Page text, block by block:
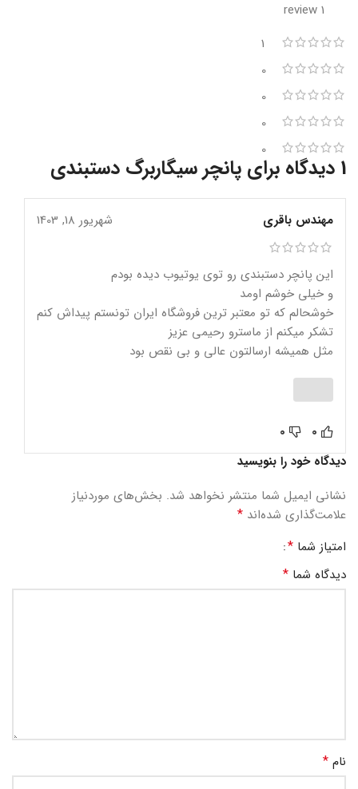
1 review
1
0
0
0
0
1 دیدگاه برای پانچر سیگاربرگ دستبندی
مهندس باقری شهریور 18, 1403
این پانچر دستبندی رو توی یوتیوب دیده بودم
و خیلی خوشم اومد
خوشحالم که تو معتبر ترین فروشگاه ایران تونستم پیداش کنم
تشکر میکنم از ماسترو رحیمی عزیز
مثل همیشه ارسالتون عالی و بی نقص بود
0
0
دیدگاه خود را بنویسید
نشانی ایمیل شما منتشر نخواهد شد. بخش‌های موردنیاز
علامت‌گذاری شده‌اند *
امتیاز شما *
دیدگاه شما *
نام *